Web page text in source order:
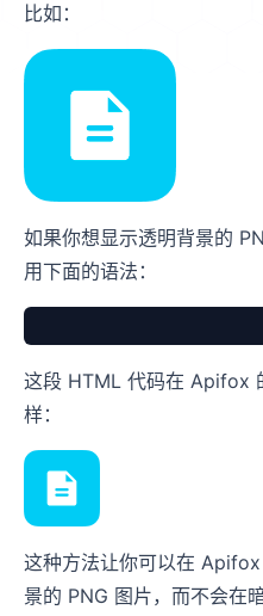
比如：
如果你想显示透明背景的
用下面的语法：
这段 HTML 代码在 Apifox
样：
这种方法让你可以在
景的 PNG 图片，而不会在